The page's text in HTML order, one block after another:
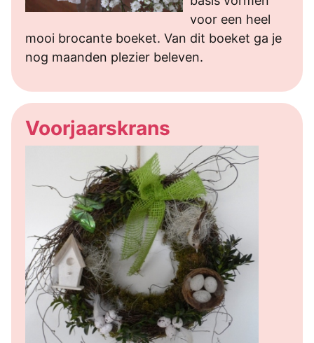
voor een heel
mooi brocante boeket. Van dit boeket ga je
nog maanden plezier beleven.
Voorjaarskrans